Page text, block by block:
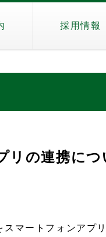
採用情報
リの連携につ
マートフォンアプ